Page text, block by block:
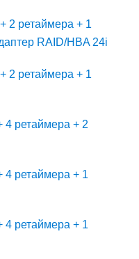
2 ретаймера + 1
RAID/HBA 24i
2 ретаймера + 1
4 ретаймера + 2
4 ретаймера + 1
4 ретаймера + 1